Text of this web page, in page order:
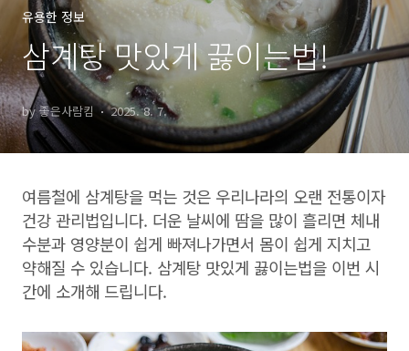
유용한 정보
삼계탕 맛있게 끓이는법!
by 좋은사람킴 2025. 8. 7.
여름철에 삼계탕을 먹는 것은 우리나라의 오랜 전통이자
건강 관리법입니다. 더운 날씨에 땀을 많이 흘리면 체내
수분과 영양분이 쉽게 빠져나가면서 몸이 쉽게 지치고
약해질 수 있습니다. 삼계탕 맛있게 끓이는법을 이번 시
간에 소개해 드립니다.